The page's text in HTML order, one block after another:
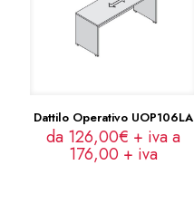
Dattilo Operativo UOP106LA
da 126,00€ + iva a
176,00 + iva